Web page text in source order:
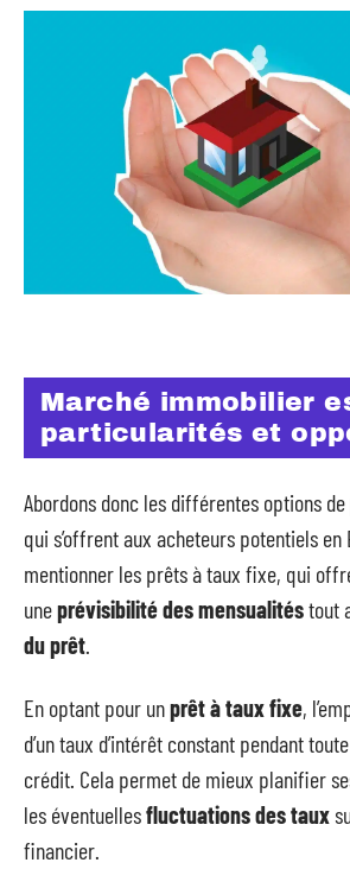
Marché immobilier
particularités et
Abordons donc les différentes options de
qui s’offrent aux acheteurs potentiels
mentionner les prêts à taux fixe, qui
uneprévisibilité des mensualitéstout
du prêt.
En optant pour unprêt à taux fixe,
d’un taux d’intérêt constant pendant
crédit. Cela permet de mieux planifier
les éventuellesfluctuations des taux
financier.